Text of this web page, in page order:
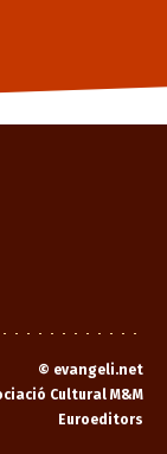
© evangeli.net
Cultural M&M
Euroeditors